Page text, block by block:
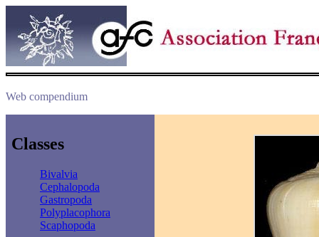
Web compendium
Classes
Bivalvia
Cephalopoda
Gastropoda
Polyplacophora
Scaphopoda